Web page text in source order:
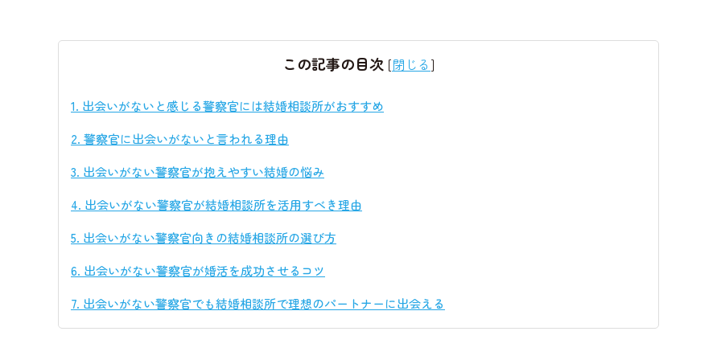
この記事の目次 [閉じる ]
1. 出会いがないと感じる警察官には結婚相談所がおすすめ
2. 警察官に出会いがないと言われる理由
3. 出会いがない警察官が抱えやすい結婚の悩み
4. 出会いがない警察官が結婚相談所を活用すべき理由
5. 出会いがない警察官向きの結婚相談所の選び方
6. 出会いがない警察官が婚活を成功させるコツ
7. 出会いがない警察官でも結婚相談所で理想のパートナーに出会える